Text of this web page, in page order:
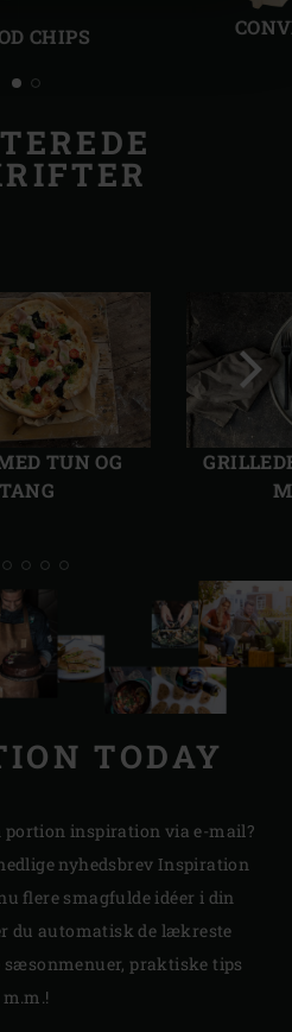
CHIPS
dias
TUN OG
TANG
dias
TODAY
portion inspiration via e-mail?
nyhedsbrev Inspiration
flere smagfulde idéer i din
du automatisk de lækreste
praktiske tips
m.m.!